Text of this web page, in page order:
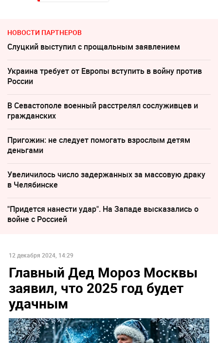
НОВОСТИ ПАРТНЕРОВ
Слуцкий выступил с прощальным заявлением
Украина требует от Европы вступить в войну против
России
В Севастополе военный расстрелял сослуживцев и
гражданских
Пригожин: не следует помогать взрослым детям
деньгами
Увеличилось число задержанных за массовую драку
в Челябинске
"Придется нанести удар". На Западе высказались о
войне с Россией
12 декабря 2024, 14:29
Главный Дед Мороз Москвы
заявил, что 2025 год будет
удачным